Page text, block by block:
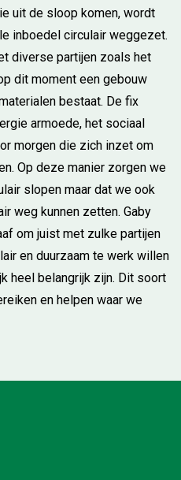
uit de sloop komen, wordt
inboedel circulair weggezet.
diverse partijen zoals het
dit moment een gebouw
bestaat. De fix
armoede, het sociaal
morgen die zich inzet om
Op deze manier zorgen we
slopen maar dat we ook
weg kunnen zetten. Gaby
om juist met zulke partijen
en duurzaam te werk willen
heel belangrijk zijn. Dit soort
en helpen waar we